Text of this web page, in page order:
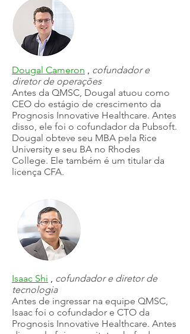
Dougal Cameron , cofundador e
diretor de operações
Antes da QMSC, Dougal atuou como
CEO do estágio de crescimento da
Prognosis Innovative Healthcare. Antes
disso, ele foi o cofundador da Pubsoft.
Dougal obteve seu MBA pela Rice
University e seu BA no Rhodes
College. Ele também é um titular da
licença CFA.
Isaac Shi , cofundador e diretor de
tecnologia
Antes de ingressar na equipe QMSC,
Isaac foi o cofundador e CTO da
Prognosis Innovative Healthcare. Antes